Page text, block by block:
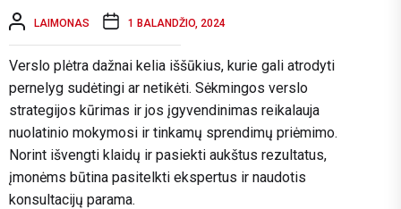
LAIMONAS 1 BALANDŽIO, 2024
Verslo plėtra dažnai kelia iššūkius, kurie gali atrodyti
pernelyg sudėtingi ar netikėti. Sėkmingos verslo
strategijos kūrimas ir jos įgyvendinimas reikalauja
nuolatinio mokymosi ir tinkamų sprendimų priėmimo.
Norint išvengti klaidų ir pasiekti aukštus rezultatus,
įmonėms būtina pasitelkti ekspertus ir naudotis
konsultacijų parama.